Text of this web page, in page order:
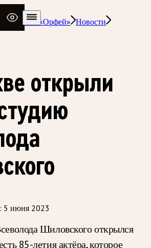
музыки «Орфей» Новости
открыли
5 июня 2023
Шиловского открылся
85-летия актёра, которое